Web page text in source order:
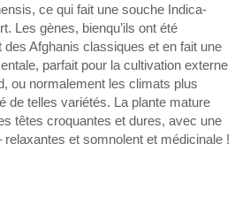
ce qui fait une souche Indica-
Les gènes, bienqu’ils ont été
Afghanis classiques et en fait une
parfait pour la cultivation externe
ou normalement les climats plus
de telles variétés. La plante mature
têtes croquantes et dures, avec une
relaxantes et somnolent et médicinale !